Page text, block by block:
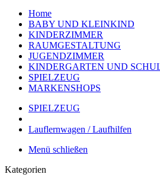
Home
BABY UND KLEINKIND
KINDERZIMMER
RAUMGESTALTUNG
JUGENDZIMMER
KINDERGARTEN UND
SPIELZEUG
MARKENSHOPS
SPIELZEUG
Lauflernwagen / Laufhilfen
Menü schließen
Kategorien